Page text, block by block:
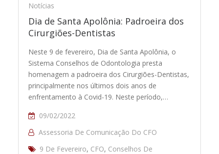
Notícias
Dia de Santa Apolônia: Padroeira dos
Cirurgiões-Dentistas
Neste 9 de fevereiro, Dia de Santa Apolônia, o
Sistema Conselhos de Odontologia presta
homenagem a padroeira dos Cirurgiões-Dentistas,
principalmente nos últimos dois anos de
enfrentamento à Covid-19. Neste período,…
09/02/2022
Assessoria De Comunicação Do CFO
9 De Fevereiro, CFO, Conselhos De